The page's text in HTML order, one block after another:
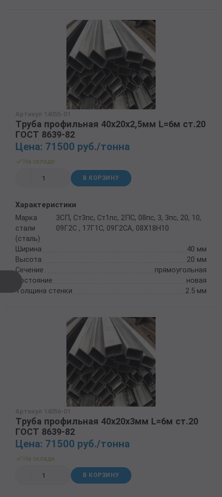
Артикул 14055-01
Труба профильная 40х20х2,5мм L=6м ст.20
ГОСТ 8639-82
Цена: 71500 руб./тонна
На складе
В КОРЗИНУ
Характеристики
Марка
стали
(сталь)
3СП, Ст3пс, Ст1пс, 2ПС, 08пс, 3, 3пс, 20, 10,
09Г2С , 17Г1С, 09Г2СА, 08Х18Н10
Ширина
40 мм
Высота
20 мм
Сечение
прямоугольная
Состояние
новая
Толщина стенки
2.5 мм
Артикул 14056-01
Труба профильная 40х20х3мм L=6м ст.20
ГОСТ 8639-82
Цена: 71500 руб./тонна
На складе
В КОРЗИНУ